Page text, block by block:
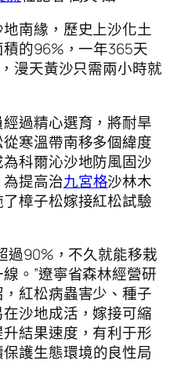
南緣，歷史上沙化土
的96%，一年365天
漫天黃沙只需兩小時就
過精心選育，將耐旱
寒溫帶南移多個緯度
科爾沁沙地防風固沙
提高治九宮格沙林木
樟子松嫁接紅松試驗
過90%，不久就能移栽
。”遼寧省森林經營研
紅松病蟲害少、種子
沙地成活，嫁接可縮
結果速度，有利于形
護生態環境的良性局